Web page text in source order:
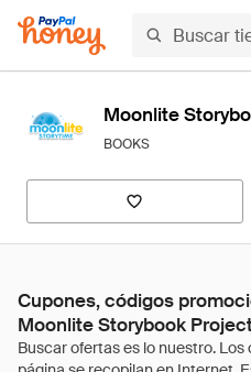
Moonlite
BOOKS
Cupones, códigos
Moonlite Storybook